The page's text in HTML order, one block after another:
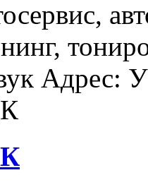
Адрес: